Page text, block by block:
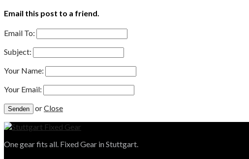
Email this post to a friend.
Email To:
Subject:
Your Name:
Your Email:
orClose
One gear fits all. Fixed Gear in Stuttgart.